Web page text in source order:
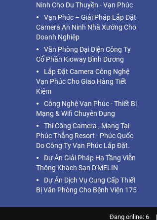
Ninh Cho Du Thuyền - Vạn Phúc
Vạn Phúc – Giải Pháp Lắp Đặt
Camera An Ninh Nhà Xưởng Cho
Doanh Nghiệp
Văn Phòng Đại Diện Công Ty
Cổ Phần Kioway Bình Dương
Lắp Đặt Camera Công Nghệ
Vạn Phúc Cho Giao Hàng Tiết
Kiệm
Công Nghệ Vạn Phúc - Thiết Bị
Mạng & Wifi Chuyên Dụng
Thi Công Camera , Mạng Tại
Phúc Thắng Resort - Phúc Quốc
Do Công Ty Vạn Phúc Lắp Đặt.
Dự Án Giải Pháp Hạ Tầng Viễn
Thông Khách Sạn D'MELIN
Dự Án Dịch Vụ Cung Cấp Thiết
Bị Văn Phòng Cho Bệnh Viện 175
Đang online: 6 |